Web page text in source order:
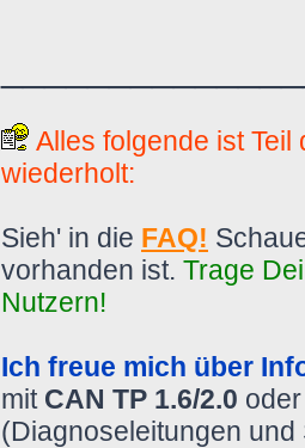
Alles folgende ist
wiederholt:
Sieh' in die FAQ!
vorhanden ist. Trage
Nutzern!
Ich freue mich über
mit CAN TP 1.6/2.0
(Diagnoseleitungen